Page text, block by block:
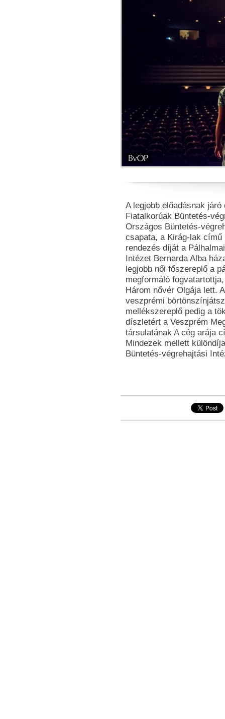
A legjobb előadásnak
Fiatalkorúak Büntetés-
Országos Büntetés-
csapata, a Kirág-lak című
rendezés díját a
Intézet Bernarda Alba
legjobb női főszereplő a
megformáló
Három nővér Olgája lett.
veszprémi
mellékszereplő pedig a
díszletért a Veszprém
társulatának A cég arája
Mindezek mellett
Büntetés-végrehajtási